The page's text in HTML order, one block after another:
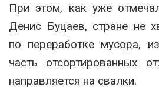
При этом, как уже
Денис Буцаев, стране не
по переработке мусора,
часть отсортированных
направляется на свалки.